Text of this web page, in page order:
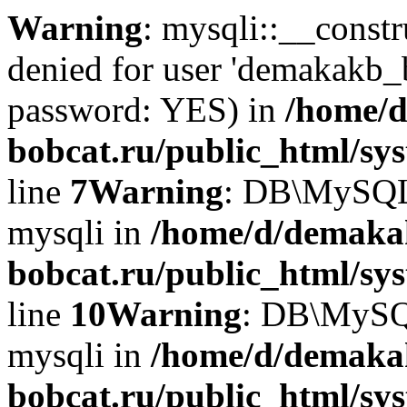
Warning:
denied for user
password: YES) in /home/
bobcat.ru/public_html/
line 7Warning:
mysqli in /home/d/
bobcat.ru/public_html/
line 10Warning:
mysqli in /home/d/
bobcat.ru/public_html/